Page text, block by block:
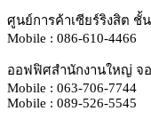
ศูนย์การค้าเซียร์ริงสิต ชั้น
Mobile : 086-610-4466
ออฟฟิศสำนักงานใหญ่ จ
Mobile : 063-706-7744
Mobile : 089-526-5545